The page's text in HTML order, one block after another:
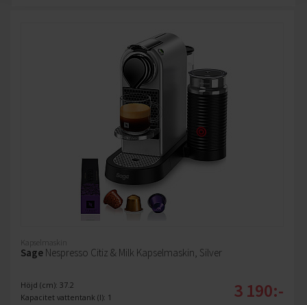
Kapselmaskin
Sage Nespresso Citiz & Milk Kapselmaskin, Silver
Höjd (cm): 37.2
Kapacitet vattentank (l): 1
3 190:-